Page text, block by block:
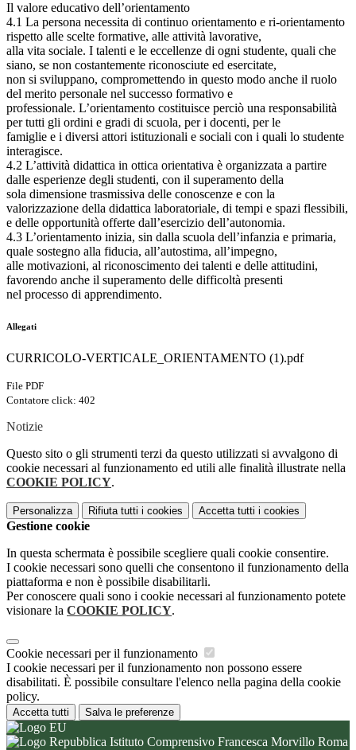
Il valore educativo dell’orientamento
4.1 La persona necessita di continuo orientamento e ri-orientamento
rispetto alle scelte formative, alle attività lavorative,
alla vita sociale. I talenti e le eccellenze di ogni studente, quali che
siano, se non costantemente riconosciute ed esercitate,
non si sviluppano, compromettendo in questo modo anche il ruolo
del merito personale nel successo formativo e
professionale. L’orientamento costituisce perciò una responsabilità
per tutti gli ordini e gradi di scuola, per i docenti, per le
famiglie e i diversi attori istituzionali e sociali con i quali lo studente
interagisce.
4.2 L’attività didattica in ottica orientativa è organizzata a partire
dalle esperienze degli studenti, con il superamento della
sola dimensione trasmissiva delle conoscenze e con la
valorizzazione della didattica laboratoriale, di tempi e spazi flessibili,
e delle opportunità offerte dall’esercizio dell’autonomia.
4.3 L’orientamento inizia, sin dalla scuola dell’infanzia e primaria,
quale sostegno alla fiducia, all’autostima, all’impegno,
alle motivazioni, al riconoscimento dei talenti e delle attitudini,
favorendo anche il superamento delle difficoltà presenti
nel processo di apprendimento.
Allegati
CURRICOLO-VERTICALE_ORIENTAMENTO (1).pdf
File PDF
Contatore click: 402
Notizie
Questo sito o gli strumenti terzi da questo utilizzati si avvalgono di
cookie necessari al funzionamento ed utili alle finalità illustrate nella
COOKIE POLICY.
Personalizza Rifiuta tutti i cookies Accetta tutti i cookies
Gestione cookie
In questa schermata è possibile scegliere quali cookie consentire.
I cookie necessari sono quelli che consentono il funzionamento della
piattaforma e non è possibile disabilitarli.
Per conoscere quali sono i cookie necessari al funzionamento potete
visionare la COOKIE POLICY.
Cookie necessari per il funzionamento
I cookie necessari per il funzionamento non possono essere
disabilitati. È possibile consultare l'elenco nella pagina della cookie
policy.
Accetta tutti Salva le preferenze
Istituto Comprensivo Francesca Morvillo Roma